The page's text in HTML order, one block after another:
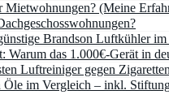
(Meine
Brandson Luftkühler im
das 1.000€-Gerät in
Luftreiniger gegen
im Vergleich – inkl.